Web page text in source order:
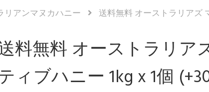
リアンマヌカハニー 送料無料 オーストラリアズ
料無料 オーストラリア
ィブハニー 1kg x 1個